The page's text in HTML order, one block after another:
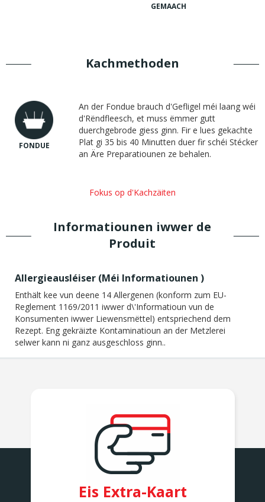
GEMAACH
Kachmethoden
FONDUE
An der Fondue brauch d'Gefligel méi laang wéi
d'Rëndfleesch, et muss ëmmer gutt
duerchgebrode giess ginn. Fir e lues gekachte
Plat gi 35 bis 40 Minutten duer fir schéi Stécker
an Äre Preparatiounen ze behalen.
Fokus op d'Kachzäiten
Informatiounen iwwer de
Produit
Allergieausléiser (Méi Informatiounen )
Enthält kee vun deene 14 Allergenen (konform zum EU-
Reglement 1169/2011 iwwer d\'Informatioun vun de
Konsumenten iwwer Liewensmëttel) entspriechend dem
Rezept. Eng gekräizte Kontaminatioun an der Metzlerei
selwer kann ni ganz ausgeschloss ginn..
Eis Extra-Kaart